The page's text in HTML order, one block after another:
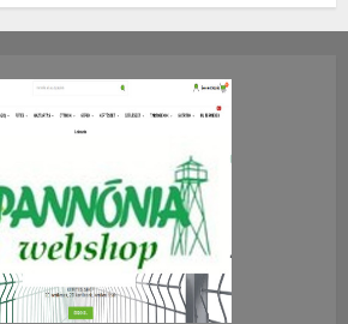
2026.JÚLIUS.23. CSÜTÖRTÖK.
0